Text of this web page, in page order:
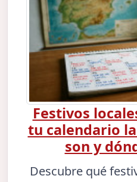
Festivos
tu calendario
son y
Descubre qué